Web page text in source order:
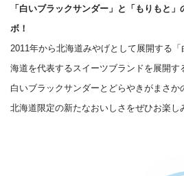
「白いブラックサンダー」と「もりもと
ボ！
2011年から北海道みやげとして展開する
海道を代表するスイーツブランドを展開す
白いブラックサンダーとどらやきがまさか
北海道限定の新たなおいしさをぜひお楽し